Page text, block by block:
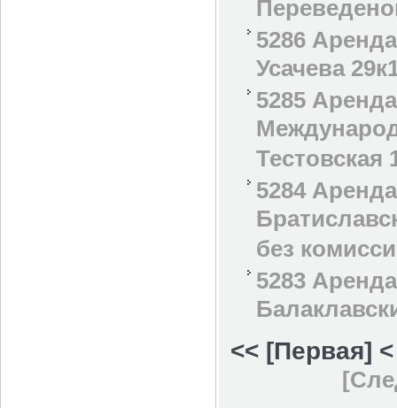
5286
Усачева
5285
Тестовская
5284
без
5283
<< [Первая]